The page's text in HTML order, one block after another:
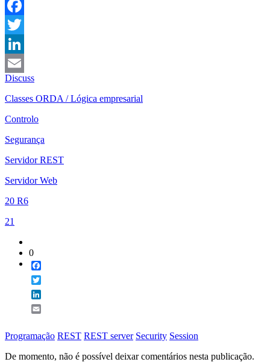
Facebook
Twitter
LinkedIn
Email
Discuss
Classes ORDA / Lógica empresarial
Controlo
Segurança
Servidor REST
Servidor Web
20 R6
21
0
Programação REST REST server Security Session
De momento, não é possível deixar comentários nesta publicação.